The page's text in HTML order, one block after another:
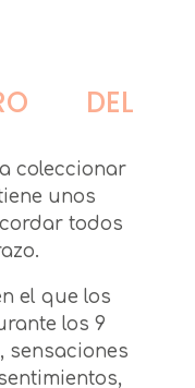
DEL
coleccionar
unos
todos
el que los
los 9
sensaciones